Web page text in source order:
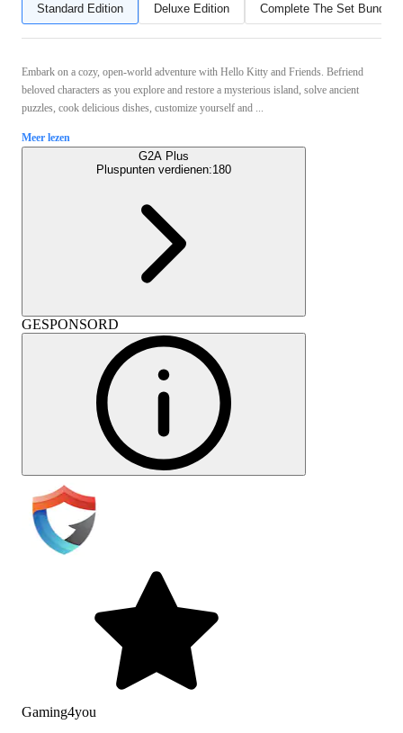
Standard Edition Deluxe Edition Complete The Set Bundle
Embark on a cozy, open-world adventure with Hello Kitty and Friends. Befriend
beloved characters as you explore and restore a mysterious island, solve ancient
puzzles, cook delicious dishes, customize yourself and ...
Meer lezen
G2A Plus
Pluspunten verdienen:180
GESPONSORD
Gaming4you